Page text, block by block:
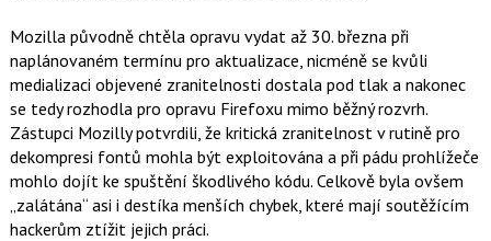
Mozilla původně chtěla opravu vydat až 30. března při
naplánovaném termínu pro aktualizace, nicméně se kvůli
medializaci objevené zranitelnosti dostala pod tlak a nakonec
se tedy rozhodla pro opravu Firefoxu mimo běžný rozvrh.
Zástupci Mozilly potvrdili, že kritická zranitelnost v rutině pro
dekompresi fontů mohla být exploitována a při pádu prohlížeče
mohlo dojít ke spuštění škodlivého kódu. Celkově byla ovšem
„zalátána“ asi i destíka menších chybek, které mají soutěžícím
hackerům ztížit jejich práci.